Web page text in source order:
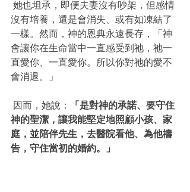
沒有培養，還是會消失、或有如凍結了
一樣。然而，神的恩典永遠長存，「神
會讓你在生命當中一直感受到祂，祂一
直愛你、一直愛你。所以你對祂的愛不
會消退。」
因而，她說：
「是對神的承諾、要守住
神的聖潔，讓我能堅定地照顧小孩、家
庭，並陪伴先生，去醫院看他、為他禱
告，守住當初的婚約。」